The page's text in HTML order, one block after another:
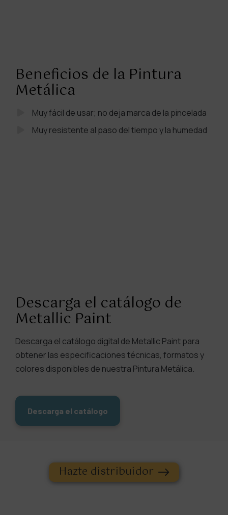
Beneficios de la Pintura
Metálica
Muy fácil de usar; no deja marca de la pincelada
Muy resistente al paso del tiempo y la humedad
Descarga el catálogo de
Metallic Paint
Descarga el catálogo digital de Metallic Paint para
obtener las especificaciones técnicas, formatos y
colores disponibles de nuestra Pintura Metálica.
Descarga el catálogo
Hazte distribuidor